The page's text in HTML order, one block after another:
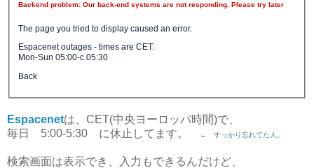
Backend problem:Our back-end systems are not responding. Please try later
The page you tried to display caused an error.
Espacenet outages - times are CET:
Mon-Sun 05:00-c.05:30
Back
Espacenetは、CET(中央ヨーロッパ時間)で、
毎日 5:00-5:30 に休止してます。
← すっかり忘れてた人。
検索画面は表示でき、入力もできるんだけど、